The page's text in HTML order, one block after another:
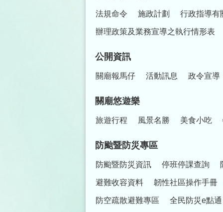
法規命令 施政計劃 行政指導有
辦理政策及業務宣導之執行情形表
公開資訊
關廟報馬仔 活動訊息 政令宣導
關廟悠遊樂
旅遊行程 風景名勝 美食小吃
防颱暨防災專區
防颱暨防災資訊 停班停課查詢
避難收容資料 韌性社區操作手冊
防空疏散避難專區 全民防災e點通